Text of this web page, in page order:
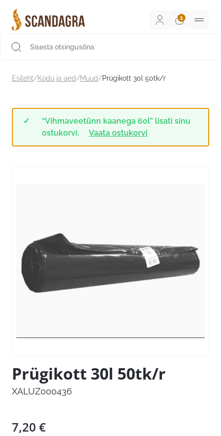
sisu
juurde
Esileht/Kodu ja aed/Muud/Prügikott 30l 50tk/r
“Vihmaveetünn kaanega 60l” lisati sinu
ostukorvi.
Vaata ostukorvi
Prügikott 30l 50tk/r
XALUZ000436
7,20 €